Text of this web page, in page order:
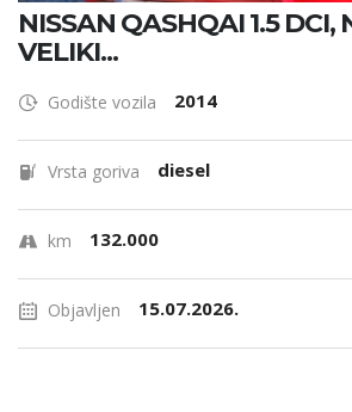
NISSAN QASHQAI 1.5 DCI,
VELIKI...
Godište vozila 2014
Vrsta goriva diesel
km 132.000
Objavljen 15.07.2026.